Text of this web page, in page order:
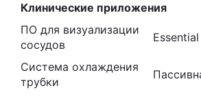
Клинические приложения
ПО для визуализации
сосудов
Essential
Система охлаждения
трубки